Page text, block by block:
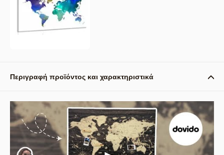
Περιγραφή προϊόντος και χαρακτηριστικά